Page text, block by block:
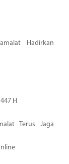
Hadirkan
H
Terus Jaga